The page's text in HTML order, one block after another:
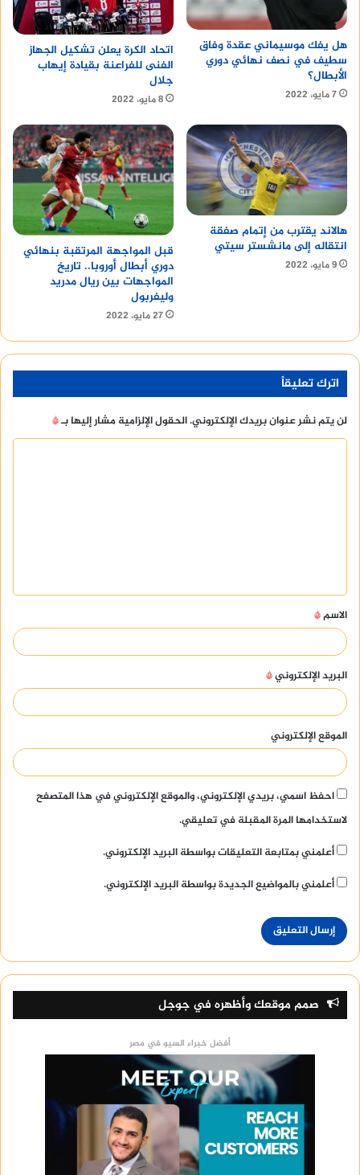
هل يفك موسيماني عقدة وفاق
سطيف في نصف نهائي دوري
الأبطال؟
7 مايو، 2022
اتحاد الكرة يعلن تشكيل الجهاز
الفنى للفراعنة بقيادة إيهاب
جلال
8 مايو، 2022
هالاند يقترب من إتمام صفقة
انتقاله إلى مانشستر سيتي
9 مايو، 2022
قبل المواجهة المرتقبة بنهائي
دوري أبطال أوروبا.. تاريخ
المواجهات بين ريال مدريد
وليفربول
27 مايو، 2022
اترك تعليقاً
لن يتم نشر عنوان بريدك الإلكتروني.الحقول الإلزامية مشار إليها بـ*
ق
*
الاسم*
البريد الإلكتروني*
الموقع الإلكتروني
احفظ اسمي، بريدي الإلكتروني، والموقع الإلكتروني في هذا المتصفح
لاستخدامها المرة المقبلة في تعليقي.
أعلمني بمتابعة التعليقات بواسطة البريد الإلكتروني.
أعلمني بالمواضيع الجديدة بواسطة البريد الإلكتروني.
صمم موقعك وأظهره في جوجل
أفضل خبراء السيو في مصر